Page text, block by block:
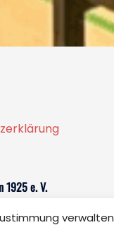
verwalten
1925 e. V.
1